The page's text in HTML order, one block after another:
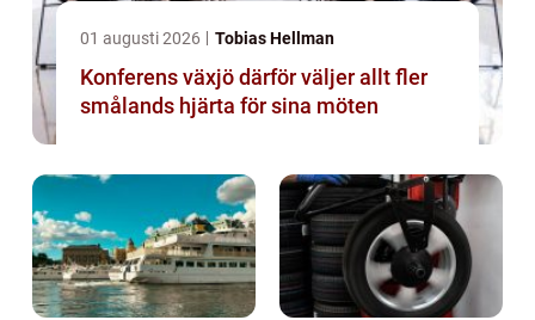
01 augusti 2026 Tobias Hellman
Konferens växjö därför väljer allt fler
smålands hjärta för sina möten